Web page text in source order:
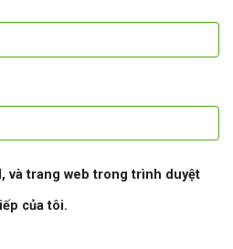
và trang web trong trình duyệt
của tôi.